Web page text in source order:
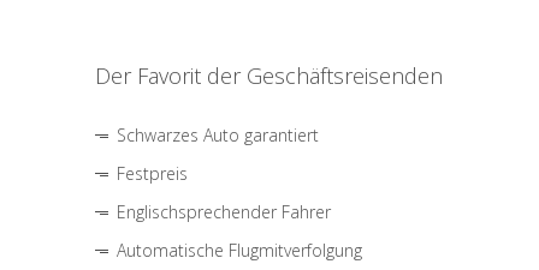
Der Favorit der Geschäftsreisenden
Schwarzes Auto garantiert
Festpreis
Englischsprechender Fahrer
Automatische Flugmitverfolgung